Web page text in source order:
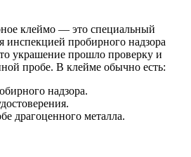
клеймо — это специальный
инспекцией пробирного надзора
украшение прошло проверку и
пробе. В клейме обычно есть:
надзора.
драгоценного металла.